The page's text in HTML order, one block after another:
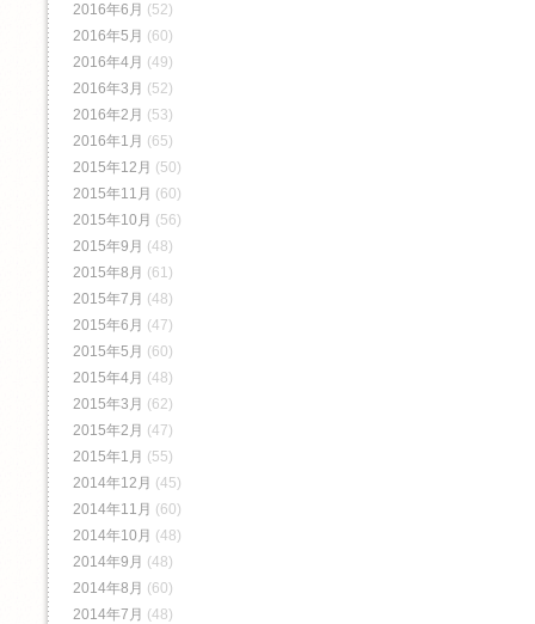
2016年6月 (52)
2016年5月 (60)
2016年4月 (49)
2016年3月 (52)
2016年2月 (53)
2016年1月 (65)
2015年12月 (50)
2015年11月 (60)
2015年10月 (56)
2015年9月 (48)
2015年8月 (61)
2015年7月 (48)
2015年6月 (47)
2015年5月 (60)
2015年4月 (48)
2015年3月 (62)
2015年2月 (47)
2015年1月 (55)
2014年12月 (45)
2014年11月 (60)
2014年10月 (48)
2014年9月 (48)
2014年8月 (60)
2014年7月 (48)